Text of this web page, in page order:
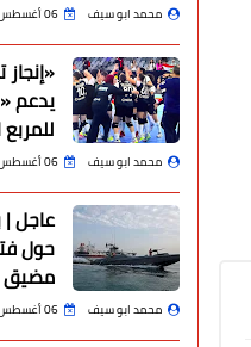
محمد ابو سيف 06 أغسطس 2026
يدعم
محمد ابو سيف 06 أغسطس 2026
عاجل |
حول
مضيق
محمد ابو سيف 06 أغسطس 2026